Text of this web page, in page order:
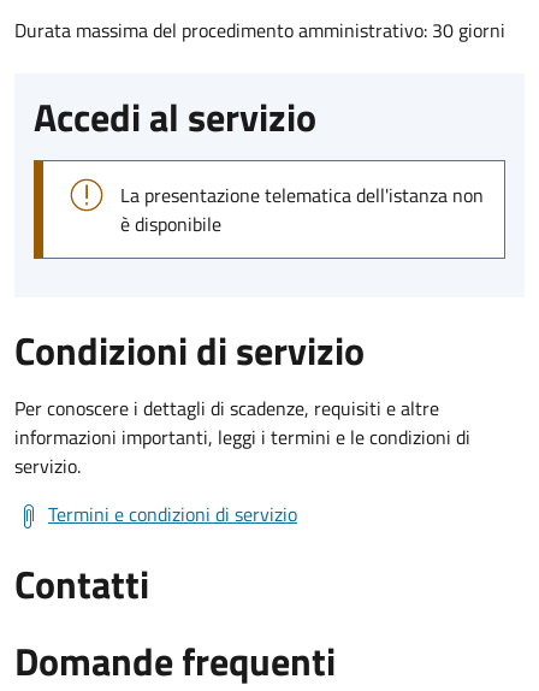
Durata massima del procedimento amministrativo: 30 giorni
Accedi al servizio
La presentazione telematica dell'istanza non
è disponibile
Condizioni di servizio
Per conoscere i dettagli di scadenze, requisiti e altre
informazioni importanti, leggi i termini e le condizioni di
servizio.
Termini e condizioni di servizio
Contatti
Domande frequenti